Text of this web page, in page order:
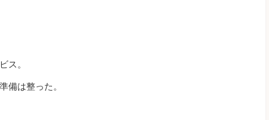
ス。
備は整った。